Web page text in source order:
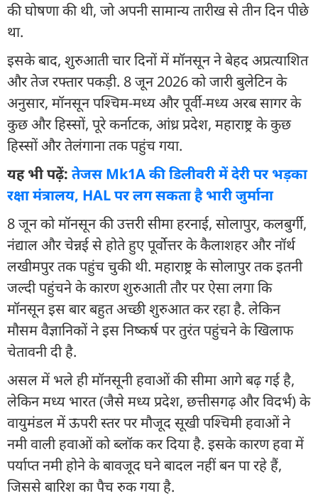
की घोषणा की थी, जो अपनी सामान्य तारीख से तीन दिन पीछे
था.
इसके बाद, शुरुआती चार दिनों में मॉनसून ने बेहद अप्रत्याशित
और तेज रफ्तार पकड़ी. 8 जून 2026 को जारी बुलेटिन के
अनुसार, मॉनसून पश्चिम-मध्य और पूर्वी-मध्य अरब सागर के
कुछ और हिस्सों, पूरे कर्नाटक, आंध्र प्रदेश, महाराष्ट्र के कुछ
हिस्सों और तेलंगाना तक पहुंच गया.
यह भी पढ़ें: तेजस Mk1A की डिलीवरी में देरी पर भड़का
रक्षा मंत्रालय, HAL पर लग सकता है भारी जुर्माना
8 जून को मॉनसून की उत्तरी सीमा हरनाई, सोलापुर, कलबुर्गी,
नंद्याल और चेन्नई से होते हुए पूर्वोत्तर के कैलाशहर और नॉर्थ
लखीमपुर तक पहुंच चुकी थी. महाराष्ट्र के सोलापुर तक इतनी
जल्दी पहुंचने के कारण शुरुआती तौर पर ऐसा लगा कि
मॉनसून इस बार बहुत अच्छी शुरुआत कर रहा है. लेकिन
मौसम वैज्ञानिकों ने इस निष्कर्ष पर तुरंत पहुंचने के खिलाफ
चेतावनी दी है.
असल में भले ही मॉनसूनी हवाओं की सीमा आगे बढ़ गई है,
लेकिन मध्य भारत (जैसे मध्य प्रदेश, छत्तीसगढ़ और विदर्भ) के
वायुमंडल में ऊपरी स्तर पर मौजूद सूखी पश्चिमी हवाओं ने
नमी वाली हवाओं को ब्लॉक कर दिया है. इसके कारण हवा में
पर्याप्त नमी होने के बावजूद घने बादल नहीं बन पा रहे हैं,
जिससे बारिश का पैच रुक गया है.